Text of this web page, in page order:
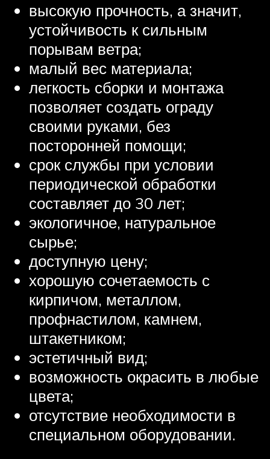
высокую прочность, а значит,
устойчивость к сильным
порывам ветра;
малый вес материала;
легкость сборки и монтажа
позволяет создать ограду
своими руками, без
посторонней помощи;
срок службы при условии
периодической обработки
составляет до 30 лет;
экологичное, натуральное
сырье;
доступную цену;
хорошую сочетаемость с
кирпичом, металлом,
профнастилом, камнем,
штакетником;
эстетичный вид;
возможность окрасить в любые
цвета;
отсутствие необходимости в
специальном оборудовании.